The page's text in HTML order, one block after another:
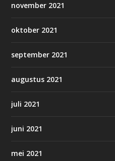
november 2021
oktober 2021
september 2021
augustus 2021
juli 2021
juni 2021
mei 2021